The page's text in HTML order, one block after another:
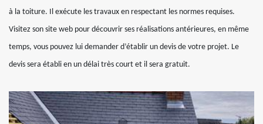
à la toiture. Il exécute les travaux en respectant les normes requises.
Visitez son site web pour découvrir ses réalisations antérieures, en même
temps, vous pouvez lui demander d’établir un devis de votre projet. Le
devis sera établi en un délai très court et il sera gratuit.